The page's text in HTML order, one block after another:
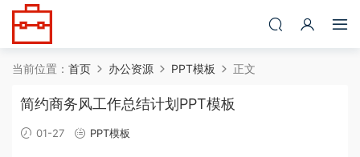
当前位置： 首页 办公资源 PPT模板 正文
简约商务风工作总结计划PPT模板
01-27 PPT模板